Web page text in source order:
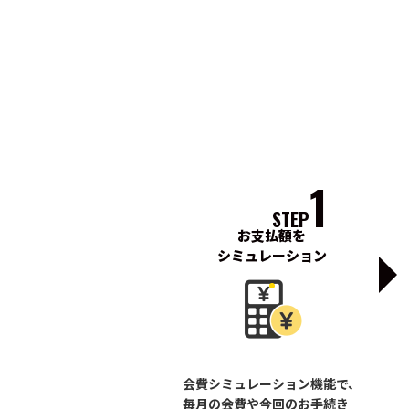
STEP1
お支払額を
シミュレーション
会費シミュレーション機能で、
毎月の会費や今回のお手続き